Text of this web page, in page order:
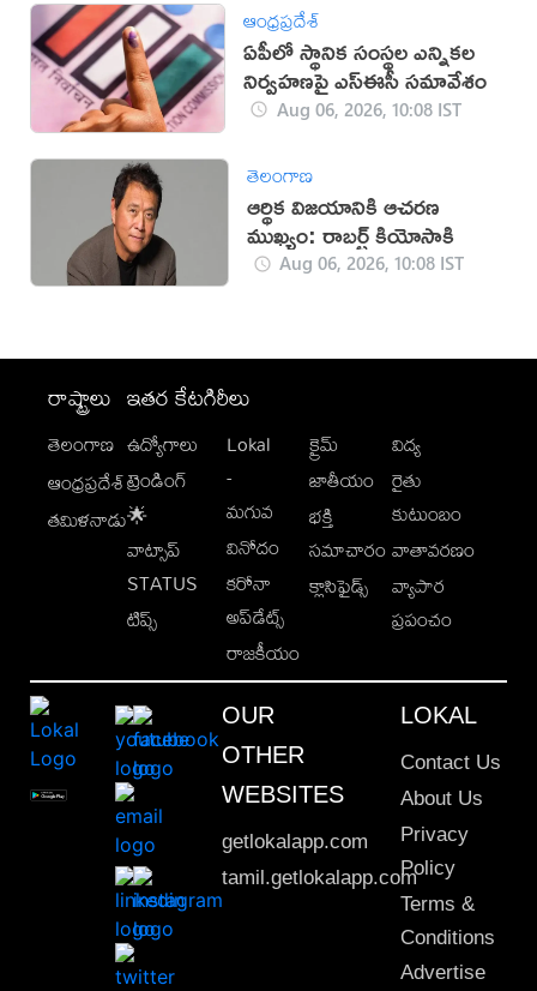
ఆంధ్రప్రదేశ్
ఏపీలో స్థానిక సంస్థల ఎన్నికల
నిర్వహణపై ఎస్‌ఈసీ సమావేశం
Aug 06, 2026, 10:08 IST
తెలంగాణ
ఆర్థిక విజయానికి ఆచరణ
ముఖ్యం: రాబర్ట్ కియోసాకి
Aug 06, 2026, 10:08 IST
రాష్ట్రాలు
తెలంగాణ
ఆంధ్రప్రదేశ్
తమిళనాడు
ఇతర కేటగిరీలు
ఉద్యోగాలు
ట్రెండింగ్
🌟
వాట్సాప్
STATUS
టిప్స్
Lokal
-
మగువ
వినోదం
కరోనా
అప్‌డేట్స్
రాజకీయం
క్రైమ్
జాతీయం
భక్తి
సమాచారం
క్లాసిఫైడ్స్
విద్య
రైతు
కుటుంబం
వాతావరణం
వ్యాపార
ప్రపంచం
OUR
OTHER
WEBSITES
getlokalapp.com
tamil.getlokalapp.com
LOKAL
Contact Us
About Us
Privacy
Policy
Terms &
Conditions
Advertise